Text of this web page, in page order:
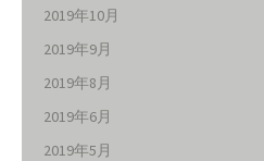
2019年10月
2019年9月
2019年8月
2019年6月
2019年5月